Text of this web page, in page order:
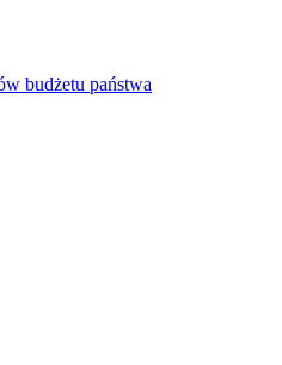
budżetu państwa